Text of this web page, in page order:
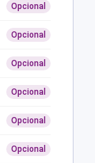
Opcional
Opcional
Opcional
Opcional
Opcional
Opcional